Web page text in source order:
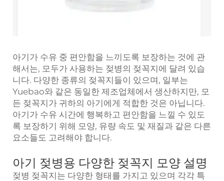
아기가 수유 중 편안함을 느끼도록 보장하는 것에 관
해서는, 모두가 사용하는 젖병의 젖꼭지에 달려 있습
니다. 다양한 종류의 젖꼭지들이 있으며, 일부는
Yuebao와 같은 동일한 제조업체에서 생산하지만, 모
든 젖꼭지가 귀하의 아기에게 적합한 것은 아닙니다.
아기가 수유 시간에 행복하고 편안함을 느낄 수 있도
록 보장하기 위해 모양, 유량 속도 및 재질과 같은 다른
요소들도 고려해야 합니다.
아기 젖병용 다양한 젖꼭지 모양 설명
젖병 젖꼭지는 다양한 형태를 가지고 있으며 각각 특